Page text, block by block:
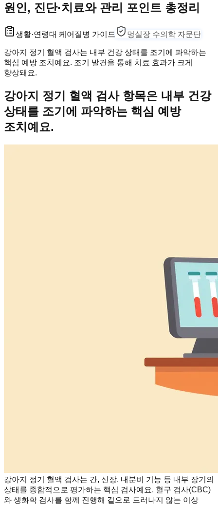
원인, 진단·치료와 관리 포인트 총정리
생활·연령대 케어 질병 가이드 멍실장 수의학 자문단
강아지 정기 혈액 검사는 내부 건강 상태를 조기에 파악하는
핵심 예방 조치예요. 조기 발견을 통해 치료 효과가 크게
향상돼요.
강아지 정기 혈액 검사 항목은 내부 건강
상태를 조기에 파악하는 핵심 예방
조치예요.
강아지 정기 혈액 검사는 간, 신장, 내분비 기능 등 내부 장기의
상태를 종합적으로 평가하는 핵심 검사예요. 혈구 검사(CBC)
와 생화학 검사를 함께 진행해 겉으로 드러나지 않는 이상